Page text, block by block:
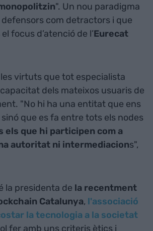
". Un nou paradigma
com detractors i que
focus d’atenció de l’Eurecat
virtuts que tot especialista
dels mateixos usuaris de
"No hi ha una entitat que ens
que es fa entre tots els nodes
els que hi participen com a
autoritat ni intermediacions",
la presidenta de la recentment
Catalunya, l'associació
la tecnologia a la societat
fer amb uns criteris ètics i